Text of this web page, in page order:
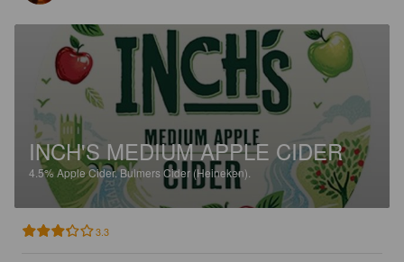
INCH'S MEDIUM APPLE CIDER
4.5%Apple Cider.Bulmers Cider (Heineken).
3.3